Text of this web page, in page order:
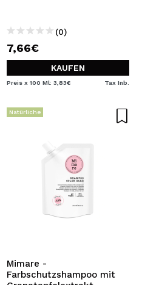
(0)
7,66€
KAUFEN
Preis x 100 Ml: 3,83€ Tax Inb.
Natürliche
Mimare -
Farbschutzshampoo mit